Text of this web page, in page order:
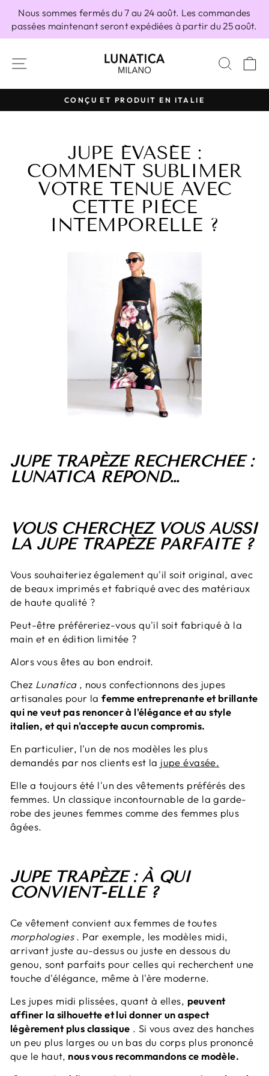
contenu
Nous sommes fermés du 7 au 24 août. Les commandes
passées maintenant seront expédiées à partir du 25 août.
Diaporama
100% FABRIQUÉ EN ITALIE
JUPE ÉVASÉE :
COMMENT SUBLIMER
VOTRE TENUE AVEC
CETTE PIÈCE
INTEMPORELLE ?
JUPE TRAPÈZE RECHERCHÉE :
LUNATICA RÉPOND…
VOUS CHERCHEZ VOUS AUSSI
LA JUPE TRAPÈZE PARFAITE ?
Vous souhaiteriez également qu'il soit original, avec
de beaux imprimés et fabriqué avec des matériaux
de haute qualité ?
Peut-être préféreriez-vous qu'il soit fabriqué à la
main et en édition limitée ?
Alors vous êtes au bon endroit.
Chez Lunatica, nous confectionnons des jupes
artisanales pour lafemme entreprenante et brillante
qui ne veut pas renoncer à l'élégance et au style
italien, et qui n'accepte aucun compromis.
En particulier, l'un de nos modèles les plus
demandés par nos clients est la jupe évasée.
Elle a toujours été l'un des vêtements préférés des
femmes. Un classique incontournable de la garde-
robe des jeunes femmes comme des femmes plus
âgées.
JUPE TRAPÈZE : À QUI
CONVIENT-ELLE ?
Ce vêtement convient aux femmes de toutes
morphologies. Par exemple, les modèles midi,
arrivant juste au-dessus ou juste en dessous du
genou, sont parfaits pour celles qui recherchent une
touche d'élégance, même à l'ère moderne.
Les jupes midi plissées, quant à elles, peuvent
affiner la silhouette et lui donner un aspect
légèrement plus classique . Si vous avez des hanches
un peu plus larges ou un bas du corps plus prononcé
que le haut, nous vous recommandons ce modèle.